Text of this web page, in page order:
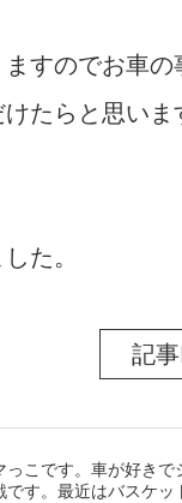
すのでお車の
たらと思いま
た。
記
こです。車が好きで
す。最近はバスケッ